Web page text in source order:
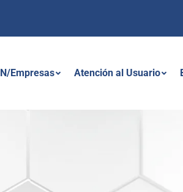
N/Empresas Atención al Usuario